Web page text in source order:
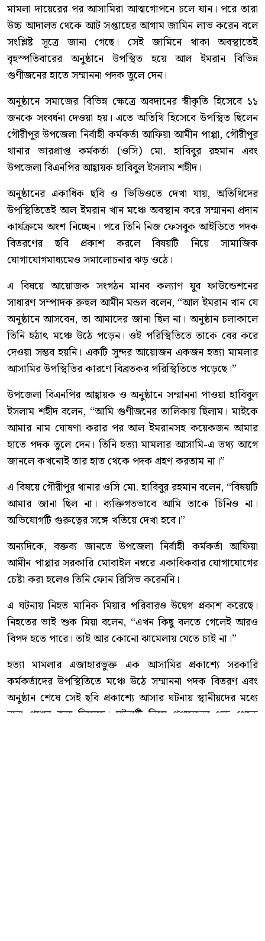
মামলা দায়েরের পর আসামিরা আত্মগোপনে চলে যান। পরে তারা
উচ্চ আদালত থেকে আট সপ্তাহের আগাম জামিন লাভ করেন বলে
সংশ্লিষ্ট সূত্রে জানা গেছে। সেই জামিনে থাকা অবস্থাতেই
বৃহস্পতিবারের অনুষ্ঠানে উপস্থিত হয়ে আল ইমরান বিভিন্ন
গুণীজনের হাতে সম্মাননা পদক তুলে দেন।
অনুষ্ঠানে সমাজের বিভিন্ন ক্ষেত্রে অবদানের স্বীকৃতি হিসেবে ১১
জনকে সংবর্ধনা দেওয়া হয়। এতে অতিথি হিসেবে উপস্থিত ছিলেন
গৌরীপুর উপজেলা নির্বাহী কর্মকর্তা আফিয়া আমীন পাপ্পা, গৌরীপুর
থানার ভারপ্রাপ্ত কর্মকর্তা (ওসি) মো. হাবিবুর রহমান এবং
উপজেলা বিএনপির আহ্বায়ক হাবিবুল ইসলাম শহীদ।
অনুষ্ঠানের একাধিক ছবি ও ভিডিওতে দেখা যায়, অতিথিদের
উপস্থিতিতেই আল ইমরান খান মঞ্চে অবস্থান করে সম্মাননা প্রদান
কার্যক্রমে অংশ নিচ্ছেন। পরে তিনি নিজ ফেসবুক আইডিতে পদক
বিতরণের ছবি প্রকাশ করলে বিষয়টি নিয়ে সামাজিক
যোগাযোগমাধ্যমেও সমালোচনার ঝড় ওঠে।
এ বিষয়ে আয়োজক সংগঠন মানব কল্যাণ যুব ফাউন্ডেশনের
সাধারণ সম্পাদক রুহুল আমীন মন্ডল বলেন, “আল ইমরান খান যে
অনুষ্ঠানে আসবেন, তা আমাদের জানা ছিল না। অনুষ্ঠান চলাকালে
তিনি হঠাৎ মঞ্চে উঠে পড়েন। ওই পরিস্থিতিতে তাকে বের করে
দেওয়া সম্ভব হয়নি। একটি সুন্দর আয়োজন একজন হত্যা মামলার
আসামির উপস্থিতির কারণে বিব্রতকর পরিস্থিতিতে পড়েছে।”
উপজেলা বিএনপির আহ্বায়ক ও অনুষ্ঠানে সম্মাননা পাওয়া হাবিবুল
ইসলাম শহীদ বলেন, “আমি গুণীজনের তালিকায় ছিলাম। মাইকে
আমার নাম ঘোষণা করার পর আল ইমরানসহ কয়েকজন আমার
হাতে পদক তুলে দেন। তিনি হত্যা মামলার আসামি-এ তথ্য আগে
জানলে কখনোই তার হাত থেকে পদক গ্রহণ করতাম না।”
এ বিষয়ে গৌরীপুর থানার ওসি মো. হাবিবুর রহমান বলেন, “বিষয়টি
আমার জানা ছিল না। ব্যক্তিগতভাবে আমি তাকে চিনিও না।
অভিযোগটি গুরুত্বের সঙ্গে খতিয়ে দেখা হবে।”
অন্যদিকে, বক্তব্য জানতে উপজেলা নির্বাহী কর্মকর্তা আফিয়া
আমীন পাপ্পার সরকারি মোবাইল নম্বরে একাধিকবার যোগাযোগের
চেষ্টা করা হলেও তিনি ফোন রিসিভ করেননি।
এ ঘটনায় নিহত মানিক মিয়ার পরিবারও উদ্বেগ প্রকাশ করেছে।
নিহতের ভাই শুক মিয়া বলেন, “এখন কিছু বলতে গেলেই আরও
বিপদ হতে পারে। তাই আর কোনো ঝামেলায় যেতে চাই না।”
হত্যা মামলার এজাহারভুক্ত এক আসামির প্রকাশ্যে সরকারি
কর্মকর্তাদের উপস্থিতিতে মঞ্চে উঠে সম্মাননা পদক বিতরণ এবং
অনুষ্ঠান শেষে সেই ছবি প্রকাশ্যে আসার ঘটনায় স্থানীয়দের মধ্যে
নানা প্রশ্নের জন্ম দিয়েছে। ঘটনাটি নিয়ে প্রশাসনের পক্ষ থেকে